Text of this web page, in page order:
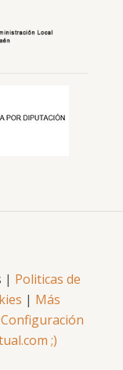
| Politicas de
| Más
Configuración
;)